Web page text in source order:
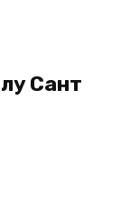
Сант